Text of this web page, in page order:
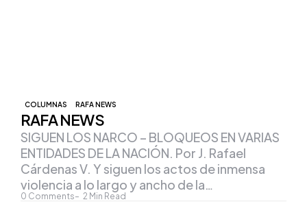
COLUMNAS RAFA NEWS
RAFA NEWS
0 Comments 2 Min Read
SIGUEN LOS NARCO – BLOQUEOS EN VARIAS
ENTIDADES DE LA NACIÓN. Por J. Rafael
Cárdenas V. Y siguen los actos de inmensa
violencia a lo largo y ancho de la…